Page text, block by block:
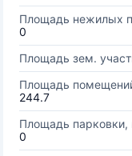
Площадь нежилых
0
Площадь зем.
Площадь
244.7
Площадь парковки,
0